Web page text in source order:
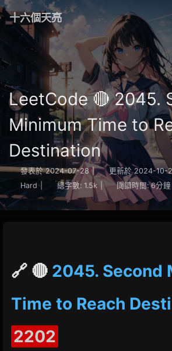
十六個天亮
LeetCode 🔴 2045.
Minimum Time to
Destination
發表於 2024-07-28 | 更新於 2024-10-
Hard | 總字數: 1.5k 閱讀時間: 6分鐘
🔗 🔴 2045. Second
Time to Reach
2202